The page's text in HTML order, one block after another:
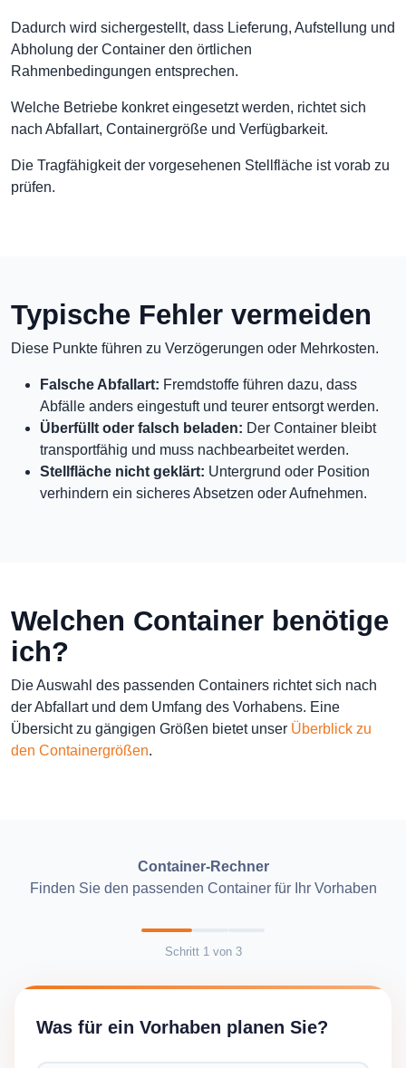
Dadurch wird sichergestellt, dass Lieferung, Aufstellung und
Abholung der Container den örtlichen
Rahmenbedingungen entsprechen.
Welche Betriebe konkret eingesetzt werden, richtet sich
nach Abfallart, Containergröße und Verfügbarkeit.
Die Tragfähigkeit der vorgesehenen Stellfläche ist vorab zu
prüfen.
Typische Fehler vermeiden
Diese Punkte führen zu Verzögerungen oder Mehrkosten.
Falsche Abfallart: Fremdstoffe führen dazu, dass
Abfälle anders eingestuft und teurer entsorgt werden.
Überfüllt oder falsch beladen: Der Container bleibt
transportfähig und muss nachbearbeitet werden.
Stellfläche nicht geklärt: Untergrund oder Position
verhindern ein sicheres Absetzen oder Aufnehmen.
Welchen Container benötige
ich?
Die Auswahl des passenden Containers richtet sich nach
der Abfallart und dem Umfang des Vorhabens. Eine
Übersicht zu gängigen Größen bietet unser Überblick zu
den Containergrößen.
Container-Rechner
Finden Sie den passenden Container für Ihr Vorhaben
Schritt 1von 3
Was für ein Vorhaben planen Sie?